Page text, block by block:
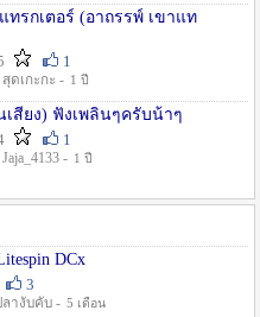
ทรกเตอร์ (อาถรรพ์ เขาแท
1
สุดเกะกะ - 1 ปี
สียง) ฟังเพลินๆครับน้าๆ
1
Jaja_4133 - 1 ปี
DCx
3
ลางับคับ - 5 เดือน